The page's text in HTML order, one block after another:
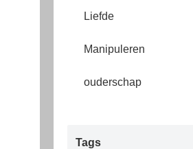
Liefde
Manipuleren
ouderschap
Tags